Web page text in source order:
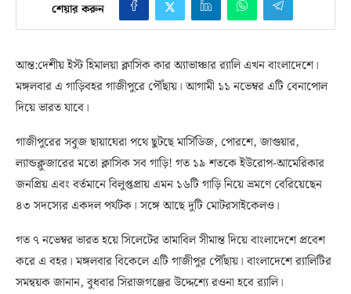
শেয়ার করুন
আন্ত:দেশীয় ইস্ট হিমালয়া ক্লাসিক কার অ্যাভাঞ্চার র‌্যালি এখন বাংলাদেশে।
মঙ্গলবার এ গাড়িবহর গাজীপুরে পৌঁছায়। আগামী ১১ নভেম্বর এটি বেনাপোল
দিয়ে ভারত যাবে।
গাজীপুরের সবুজ ছায়াঘেরা পথে ছুটছে মার্সিডিজ, পোরশে, জাগুয়ার,
ল্যান্ডক্লুজারের মতো ক্লাসিক সব গাড়ি! গত ১৯ শতকে ইউরোপ-আমেরিকার
জনপ্রিয় এবং বর্তমানে বিলুপ্তপ্রায় এমন ১৬টি গাড়ি নিয়ে ভ্রমণে বেরিয়েছেন
৪৩ সদস্যের একদল পর্যটক। সঙ্গে আছে দুটি মোটরসাইকেলও।
গত ৭ নভেম্বর ভারত হয়ে সিলেটের তামাবিল সীমান্ত দিয়ে বাংলাদেশে প্রবেশ
করে এ বহর। মঙ্গলবার বিকেলে এটি গাজীপুর পৌঁছায়। বাংলাদেশে র‌্যালিটির
সমন্বয়ক জানান, বুধবার সিরাজগঞ্জের উদ্দেশ্যে রওনা হবে র‌্যালি।